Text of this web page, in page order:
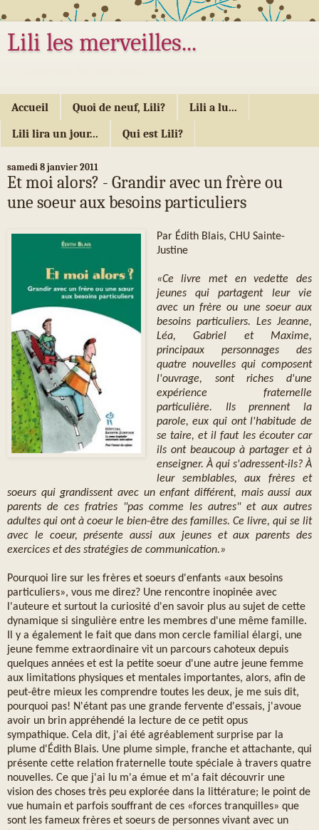
Lili les merveilles...
Accueil Quoi de neuf, Lili? Lili a lu...
Lili lira un jour... Qui est Lili?
samedi 8 janvier 2011
Et moi alors? - Grandir avec un frère ou
une soeur aux besoins particuliers
Par Édith Blais, CHU Sainte-
Justine
«Ce livre met en vedette des
jeunes qui partagent leur vie
avec un frère ou une soeur aux
besoins particuliers. Les Jeanne,
Léa, Gabriel et Maxime,
principaux personnages des
quatre nouvelles qui composent
l'ouvrage, sont riches d'une
expérience fraternelle
particulière. Ils prennent la
parole, eux qui ont l'habitude de
se taire, et il faut les écouter car
ils ont beaucoup à partager et à
enseigner. À qui s'adressent-ils? À
leur semblables, aux frères et
soeurs qui grandissent avec un enfant différent, mais aussi aux
parents de ces fratries "pas comme les autres" et aux autres
adultes qui ont à coeur le bien-être des familles. Ce livre, qui se lit
avec le coeur, présente aussi aux jeunes et aux parents des
exercices et des stratégies de communication.»
Pourquoi lire sur les frères et soeurs d'enfants «aux besoins
particuliers», vous me direz? Une rencontre inopinée avec
l'auteure et surtout la curiosité d'en savoir plus au sujet de cette
dynamique si singulière entre les membres d'une même famille.
Il y a également le fait que dans mon cercle familial élargi, une
jeune femme extraordinaire vit un parcours cahoteux depuis
quelques années et est la petite soeur d'une autre jeune femme
aux limitations physiques et mentales importantes, alors, afin de
peut-être mieux les comprendre toutes les deux, je me suis dit,
pourquoi pas! N'étant pas une grande fervente d'essais, j'avoue
avoir un brin appréhendé la lecture de ce petit opus
sympathique. Cela dit, j'ai été agréablement surprise par la
plume d'Édith Blais. Une plume simple, franche et attachante, qui
présente cette relation fraternelle toute spéciale à travers quatre
nouvelles. Ce que j'ai lu m'a émue et m'a fait découvrir une
vision des choses très peu explorée dans la littérature; le point de
vue humain et parfois souffrant de ces «forces tranquilles» que
sont les fameux frères et soeurs de personnes vivant avec un